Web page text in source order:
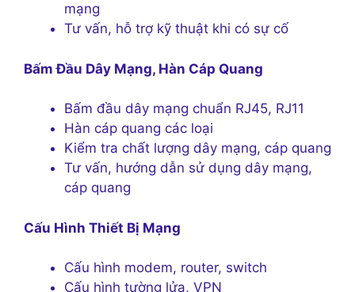
mạng
Tư vấn, hỗ trợ kỹ thuật khi có sự cố
Bấm Đầu Dây Mạng, Hàn Cáp Quang
Bấm đầu dây mạng chuẩn RJ45, RJ11
Hàn cáp quang các loại
Kiểm tra chất lượng dây mạng, cáp quang
Tư vấn, hướng dẫn sử dụng dây mạng,
cáp quang
Cấu Hình Thiết Bị Mạng
Cấu hình modem, router, switch
Cấu hình tường lửa, VPN